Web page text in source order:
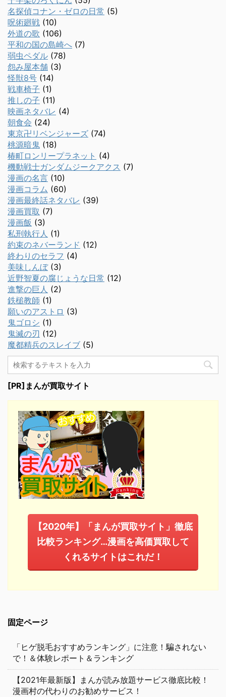
名探偵コナン・ゼロの日常 (5)
呪術廻戦 (10)
外道の歌 (106)
平和の国の島崎へ (7)
弱虫ペダル (78)
怨み屋本舗 (3)
怪獣8号 (14)
戦車椅子 (1)
推しの子 (11)
映画ネタバレ (4)
朝食会 (24)
東京卍リベンジャーズ (74)
桃源暗鬼 (18)
椿町ロンリープラネット (4)
機動戦士ガンダムジークアクス (7)
漫画の名言 (10)
漫画コラム (60)
漫画最終話ネタバレ (39)
漫画買取 (7)
漫画飯 (3)
私刑執行人 (1)
約束のネバーランド (12)
終わりのセラフ (4)
美味しんぼ(3)
近野智夏の腐じょうな日常 (12)
進撃の巨人 (2)
鉄槌教師 (1)
願いのアストロ (3)
鬼ゴロシ (1)
鬼滅の刃 (12)
魔都精兵のスレイブ (5)
[PR]まんが買取サイト
【2020年】「まんが買取サイト」徹底
比較ランキング…漫画を高価買取して
くれるサイトはこれだ！
固定ページ
「ヒゲ脱毛おすすめランキング」に注意！騙されない
で！＆体験レポート＆ランキング
【2021年最新版】まんが読み放題サービス徹底比較！
漫画村の代わりのお勧めサービス！